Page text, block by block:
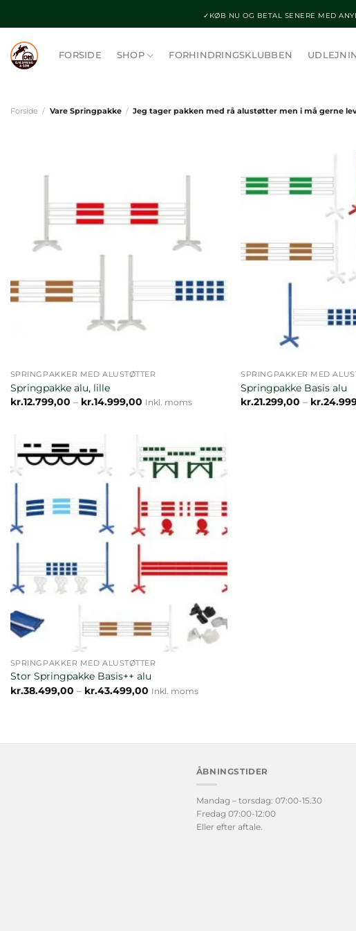
til
indhold
✓KØB NU OG BETAL SENERE MED
FORSIDE SHOP FORHINDRINGSKLUBBEN
Forside / Vare Springpakke / Jeg tager pakken med rå alustøtter men i må gerne
SPRINGPAKKER MED ALUSTØTTER
Springpakke alu, lille
kr.12.799,00 – kr.14.999,00Prisinterval:
Inkl. moms
SPRINGPAKKER MED
Springpakke Basis alu
kr.21.299,00 – kr.
SPRINGPAKKER MED ALUSTØTTER
Stor Springpakke Basis++ alu
kr.38.499,00 – kr.43.499,00Prisinterval:
Inkl. moms
ÅBNINGSTIDER
Mandag – torsdag: 07:00-15.30
Fredag 07:00-12:00
Eller efter aftale.